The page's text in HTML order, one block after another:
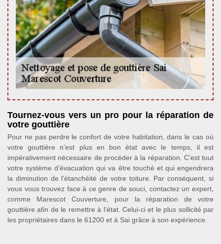
Tournez-vous vers un pro pour la réparation de
votre gouttière
Pour ne pas perdre le confort de votre habitation, dans le cas où
votre gouttière n’est plus en bon état avec le temps, il est
impérativement nécessaire de procéder à la réparation. C’est tout
votre système d’évacuation qui va être touché et qui engendrera
la diminution de l’étanchéité de votre toiture. Par conséquent, si
vous vous trouvez face à ce genre de souci, contactez un expert,
comme Marescot Couverture, pour la réparation de votre
gouttière afin de le remettre à l’état. Celui-ci et le plus sollicité par
les propriétaires dans le 61200 et à Sai grâce à son expérience.